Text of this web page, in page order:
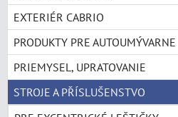
EXTERIÉR CABRIO
PRODUKTY PRE AUTOUMÝVARNE
PRIEMYSEL, UPRATOVANIE
STROJE A PŘÍSLUŠENSTVO